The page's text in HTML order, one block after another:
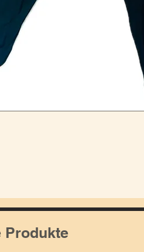
Produkte